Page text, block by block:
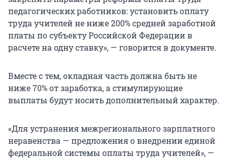
педагогических работников: установить оплату
труда учителей не ниже 200% средней заработной
платы по субъекту Российской Федерации в
расчете на одну ставку», — говорится в документе.
Вместе с тем, окладная часть должна быть не
ниже 70% от заработка, а стимулирующие
выплаты будут носить дополнительный характер.
«Для устранения межрегионального зарплатного
неравенства — предложения о внедрении единой
федеральной системы оплаты труда учителей», —